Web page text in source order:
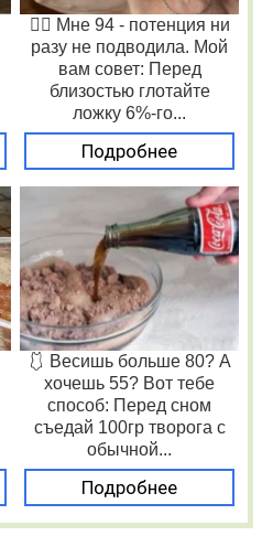
❤️‍🔥 Мне 94 - потенция ни
разу не подводила. Мой
вам совет: Перед
близостью глотайте
ложку 6%-го...
Подробнее
🩱 Весишь больше 80? А
хочешь 55? Вот тебе
способ: Перед сном
съедай 100гр творога с
обычной...
Подробнее